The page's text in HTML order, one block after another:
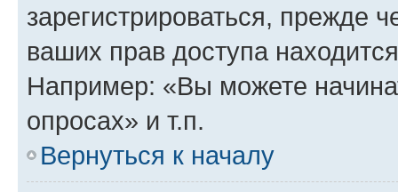
зарегистрироваться, прежде
ваших прав доступа
Например: «Вы можете
опросах» и т.п.
Вернуться к началу